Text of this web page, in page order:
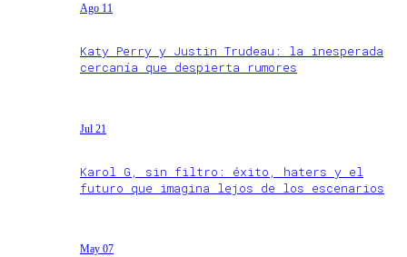
Ago 11
Katy Perry y Justin Trudeau: la inesperada
cercanía que despierta rumores
Jul 21
Karol G, sin filtro: éxito, haters y el
futuro que imagina lejos de los escenarios
May 07